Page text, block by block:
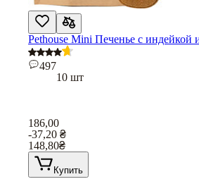
Pethouse Mini Печенье с индейкой
497
10 шт
186,00
-37,20 ₴
148,80₴
Купить